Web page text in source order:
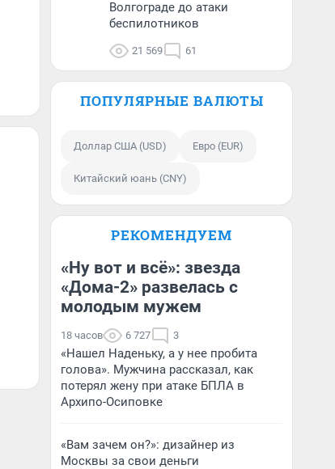
Волгограде до атаки
беспилотников
21 569 61
ПОПУЛЯРНЫЕ ВАЛЮТЫ
Доллар США (USD) Евро (EUR)
Китайский юань (CNY)
РЕКОМЕНДУЕМ
«Ну вот и всё»: звезда
«Дома-2» развелась с
молодым мужем
18 часов 6 727 3
«Нашел Наденьку, а у нее пробита
голова». Мужчина рассказал, как
потерял жену при атаке БПЛА в
Архипо-Осиповке
«Вам зачем он?»: дизайнер из
Москвы за свои деньги